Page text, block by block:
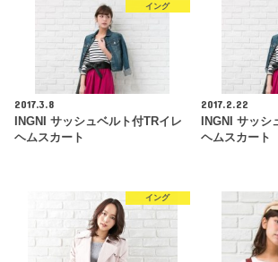
イング
2017.3.8
INGNI サッシュベルト付TRイレ
ヘムスカート
2017.2.22
INGNI サッシ
ヘムスカート
イング